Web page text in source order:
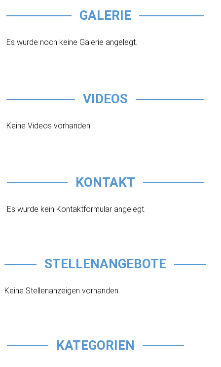
GALERIE
Es wurde noch keine Galerie angelegt.
VIDEOS
Keine Videos vorhanden.
KONTAKT
Es wurde kein Kontaktformular angelegt.
STELLENANGEBOTE
Keine Stellenanzeigen vorhanden.
KATEGORIEN